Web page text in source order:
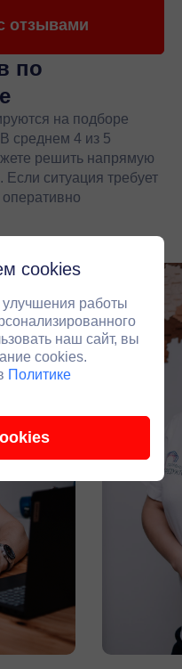
отзывами
по
на подборе
среднем 4 из 5
решить напрямую
ситуация требует
cookies
работы
наш сайт, вы
cookies.
Политике